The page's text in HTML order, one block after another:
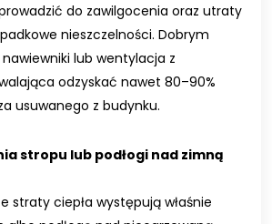
do zawilgocenia oraz utraty
nieszczelności. Dobrym
lub wentylacja z
odzyskać nawet 80–90%
usuwanego z budynku.
stropu lub podłogi nad zimną
straty ciepła występują właśnie